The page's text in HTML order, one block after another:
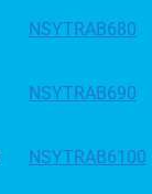
NSYTRAB680
NSYTRAB690
NSYTRAB6100